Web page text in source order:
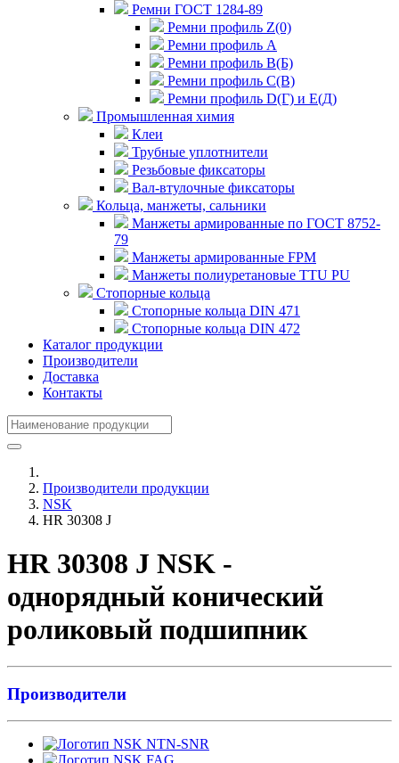
Ремни ГОСТ 1284-89
Ремни профиль Z(0)
Ремни профиль А
Ремни профиль В(Б)
Ремни профиль С(В)
Ремни профиль D(Г) и E(Д)
Промышленная химия
Клеи
Трубные уплотнители
Резьбовые фиксаторы
Вал-втулочные фиксаторы
Кольца, манжеты, сальники
Манжеты армированные по ГОСТ 8752-
79
Манжеты армированные FPM
Манжеты полиуретановые TTU PU
Стопорные кольца
Стопорные кольца DIN 471
Стопорные кольца DIN 472
Каталог продукции
Производители
Доставка
Контакты
Производители продукции
NSK
HR 30308 J
HR 30308 J NSK -
однорядный конический
роликовый подшипник
Производители
NTN-SNR